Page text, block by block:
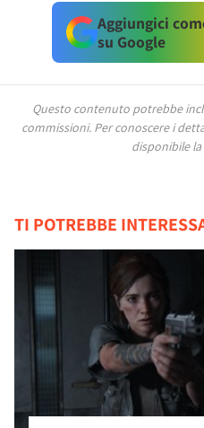
Aggiungici
su Google
Questo contenuto potrebbe
commissioni. Per conoscere i
disponibile la
TI POTREBBE